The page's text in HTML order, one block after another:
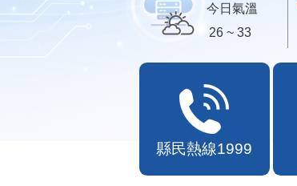
今日氣溫
26 ~ 33
縣民熱線1999